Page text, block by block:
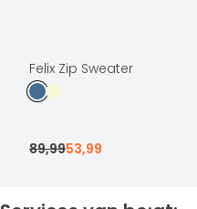
Felix Zip Sweater
89,9953,99